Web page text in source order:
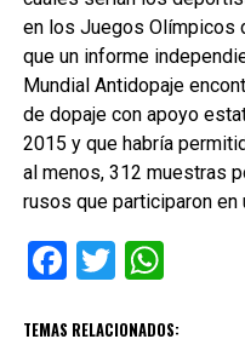
en los Juegos Olímpicos
que un informe
Mundial Antidopaje
de dopaje con apoyo
2015 y que habría
al menos, 312 muestras
rusos que participaron
Facebook
Twitter
TEMAS RELACIONADOS: